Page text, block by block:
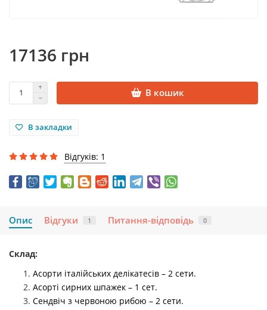
17136 грн
В кошик
В закладки
Відгуків: 1
Опис Відгуки 1 Питання-відповідь 0
Склад:
Асорти італійських делікатесів – 2 сети.
Асорті сирних шпажек – 1 сет.
Сендвіч з червоною рибою – 2 сети.